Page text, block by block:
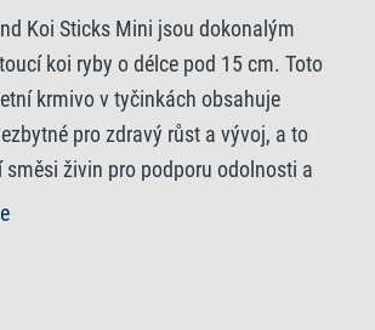
Koi Sticks Mini jsou dokonalým
koi ryby o délce pod 15 cm. Toto
krmivo v tyčinkách obsahuje
pro zdravý růst a vývoj, a to
živin pro podporu odolnosti a
poživatelné a stravitelné mini
koi ryb. V krmivu Tetra Pond Koi